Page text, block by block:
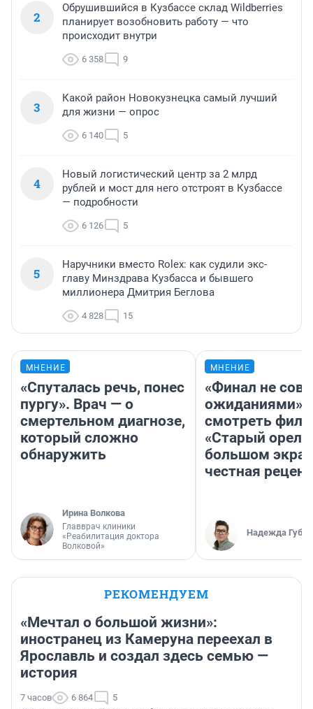
2
Обрушившийся в Кузбассе склад Wildberries
планирует возобновить работу — что
происходит внутри
6 358 9
3
Какой район Новокузнецка самый лучший
для жизни — опрос
6 140 5
4
Новый логистический центр за 2 млрд
рублей и мост для него отстроят в Кузбассе
— подробности
6 126 5
5
Наручники вместо Rolex: как судили экс-
главу Минздрава Кузбасса и бывшего
миллионера Дмитрия Беглова
4 828 15
МНЕНИЕ
«Спуталась речь, понес
пургу». Врач — о
смертельном диагнозе,
который сложно
обнаружить
Ирина Волкова
Главврач клиники
«Реабилитация доктора
Волковой»
МНЕНИЕ
«Финал не
ожиданиями»:
смотреть
«Старый орел»
большом
честная
Надежда
РЕКОМЕНДУЕМ
«Мечтал о большой жизни»:
иностранец из Камеруна переехал в
Ярославль и создал здесь семью —
история
7 часов 6 864 5